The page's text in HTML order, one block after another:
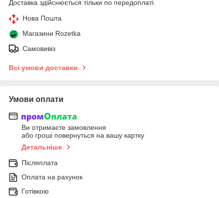
Доставка здійснюється тільки по передоплаті.
Нова Пошта
Магазини Rozetka
Самовивіз
Всі умови доставки
Умови оплати
Ви отримаєте замовлення
або гроші повернуться на вашу картку
Детальніше
Післяплата
Оплата на рахунок
Готівкою